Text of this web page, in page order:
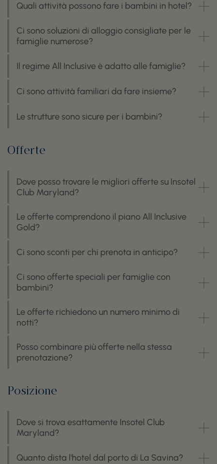
Quali attività possono fare i bambini in hotel?
Ci sono soluzioni di alloggio consigliate per le
famiglie numerose?
Il regime All Inclusive è adatto alle famiglie?
Ci sono attività familiari da fare insieme?
Le strutture sono sicure per i bambini?
Offerte
Dove posso trovare le migliori offerte su Insotel
Club Maryland?
Le offerte comprendono il piano All Inclusive
Gold?
Ci sono sconti per chi prenota in anticipo?
Ci sono offerte speciali per famiglie con
bambini?
Le offerte richiedono un numero minimo di
notti?
Posso combinare più offerte nella stessa
prenotazione?
Posizione
Dove si trova esattamente Insotel Club
Maryland?
Quanto dista l'hotel dal porto di La Savina?